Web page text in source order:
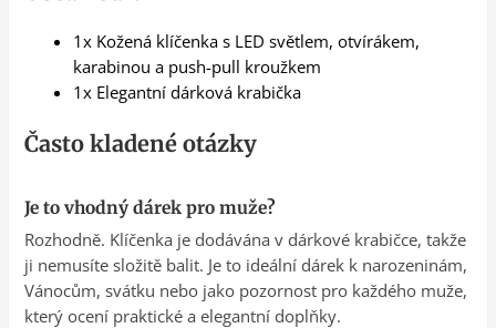
1x Kožená klíčenka s LED světlem, otvírákem,
karabinou a push-pull kroužkem
1x Elegantní dárková krabička
Často kladené otázky
Je to vhodný dárek pro muže?
Rozhodně. Klíčenka je dodávána v dárkové krabičce, takže
ji nemusíte složitě balit. Je to ideální dárek k narozeninám,
Vánocům, svátku nebo jako pozornost pro každého muže,
který ocení praktické a elegantní doplňky.